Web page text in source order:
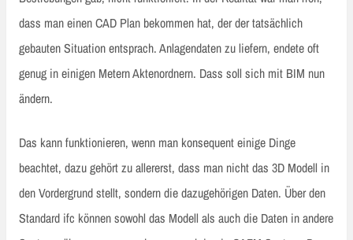
dass man einen CAD Plan bekommen hat, der der tatsächlich
gebauten Situation entsprach. Anlagendaten zu liefern, endete oft
genug in einigen Metern Aktenordnern. Dass soll sich mit BIM nun
ändern.
Das kann funktionieren, wenn man konsequent einige Dinge
beachtet, dazu gehört zu allererst, dass man nicht das 3D Modell in
den Vordergrund stellt, sondern die dazugehörigen Daten. Über den
Standard ifc können sowohl das Modell als auch die Daten in andere